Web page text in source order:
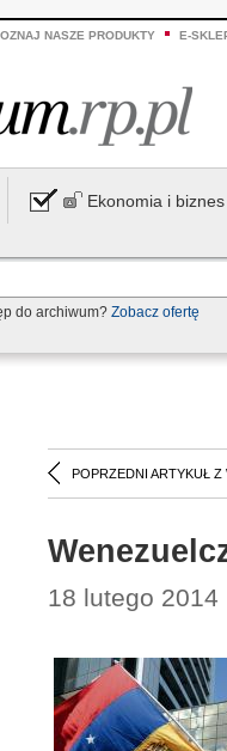
NASZE PRODUKTY E-
Ekonomia i biznes
do archiwum? Zobacz ofertę
POPRZEDNI ARTYKUŁ Z
18 lutego 2014